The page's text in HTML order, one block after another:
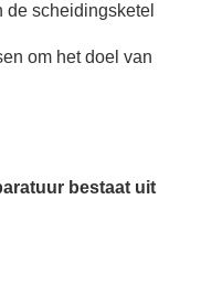
scheidingsketel
om het doel van
bestaat uit